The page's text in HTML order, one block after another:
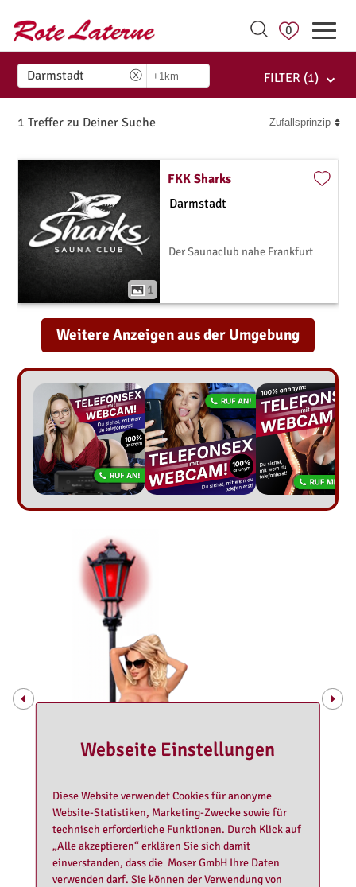
Webseite Einstellungen
Diese Website verwendet Cookies für anonyme
Website-Statistiken, Marketing-Zwecke sowie für
technisch erforderliche Funktionen. Durch Klick auf
„Alle akzeptieren“ erklären Sie sich damit
einverstanden, dass die Moser GmbH Ihre Daten
verwenden darf. Sie können der Verwendung von
0
FILTER (1)
1 Treffer zu Deiner Suche
FKK Sharks
1
Darmstadt
Der Saunaclub nahe Frankfurt
Weitere Anzeigen aus der Umgebung